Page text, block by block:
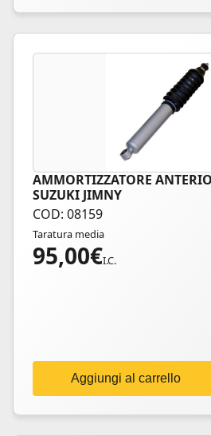
AMMORTIZZATORE
SUZUKI JIMNY
COD: 08159
Taratura media
95,00€I.C.
Aggiungi al carrello